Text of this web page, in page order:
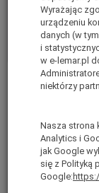
Drabina
Taurus Tdo
192504
Waga: 9
Wyrażając
urządzeniu
danych (w
i
w e-lemar.pl
niektórzy
Nasza strona
Analytics i
jak Google
się z Polityką
Google: